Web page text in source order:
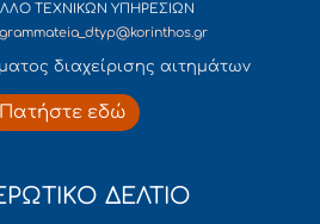
ΤΕΧΝΙΚΩΝ ΥΠΗΡΕΣΙΩΝ
grammateia_dtyp@korinthos.gr
διαχείρισης αιτημάτων
Πατήστε εδώ
ΔΕΛΤΙΟ